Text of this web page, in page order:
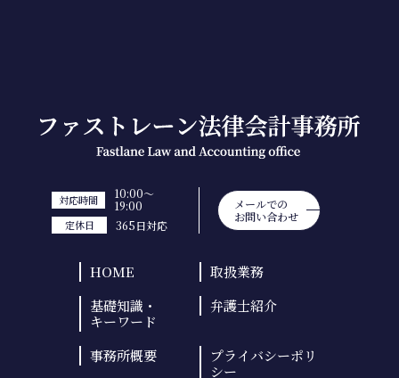
対応時間
10:00～
19:00
定休日 365日対応
メールでの
お問い合わせ
HOME
取扱業務
基礎知識・
キーワード
弁護士紹介
事務所概要
プライバシーポリ
シー